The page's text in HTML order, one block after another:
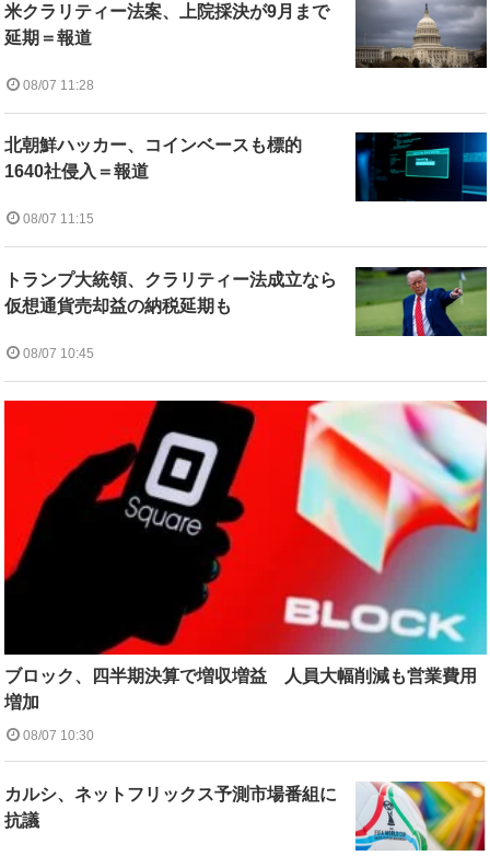
米クラリティー法案、上院採決が9月まで
延期＝報道
08/07 11:28
北朝鮮ハッカー、コインベースも標的
1640社侵入＝報道
08/07 11:15
トランプ大統領、クラリティー法成立なら
仮想通貨売却益の納税延期も
08/07 10:45
ブロック、四半期決算で増収増益 人員大幅削減も営業費用
増加
08/07 10:30
カルシ、ネットフリックス予測市場番組に
抗議